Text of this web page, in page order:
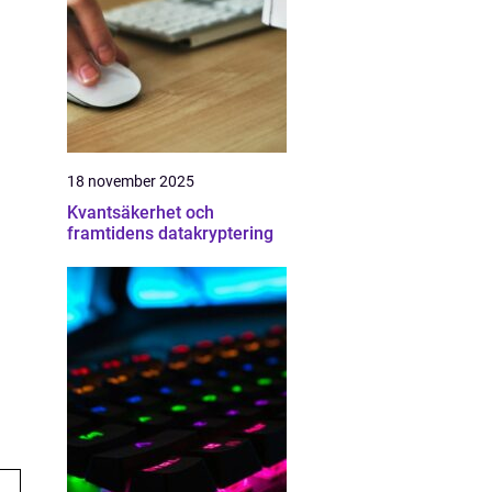
18 november 2025
Kvantsäkerhet och
framtidens datakryptering